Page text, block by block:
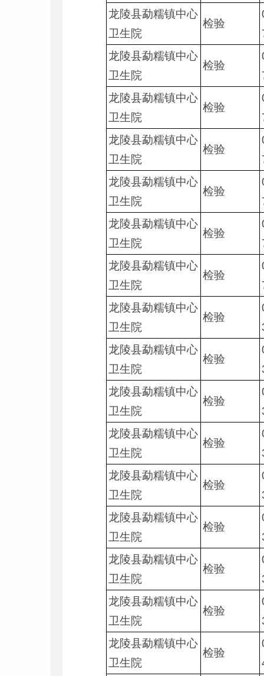
龙陵县勐糯镇中心
卫生院
检验
龙陵县勐糯镇中心
卫生院
检验
龙陵县勐糯镇中心
卫生院
检验
龙陵县勐糯镇中心
卫生院
检验
龙陵县勐糯镇中心
卫生院
检验
龙陵县勐糯镇中心
卫生院
检验
龙陵县勐糯镇中心
卫生院
检验
龙陵县勐糯镇中心
卫生院
检验
龙陵县勐糯镇中心
卫生院
检验
龙陵县勐糯镇中心
卫生院
检验
龙陵县勐糯镇中心
卫生院
检验
龙陵县勐糯镇中心
卫生院
检验
龙陵县勐糯镇中心
卫生院
检验
龙陵县勐糯镇中心
卫生院
检验
龙陵县勐糯镇中心
卫生院
检验
龙陵县勐糯镇中心
卫生院
检验